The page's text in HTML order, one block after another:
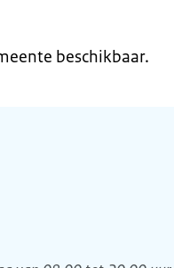
beschikbaar.